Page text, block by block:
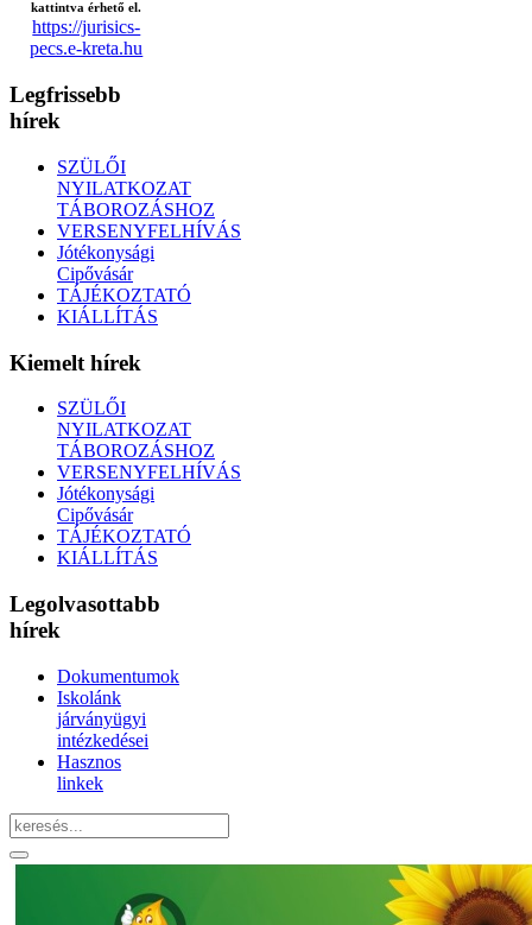
kattintva érhető el.
https://jurisics-
pecs.e-kreta.hu
Legfrissebb
hírek
SZÜLŐI
NYILATKOZAT
TÁBOROZÁSHOZ
VERSENYFELHÍVÁS
Jótékonysági
Cipővásár
TÁJÉKOZTATÓ
KIÁLLÍTÁS
Kiemelt hírek
SZÜLŐI
NYILATKOZAT
TÁBOROZÁSHOZ
VERSENYFELHÍVÁS
Jótékonysági
Cipővásár
TÁJÉKOZTATÓ
KIÁLLÍTÁS
Legolvasottabb
hírek
Dokumentumok
Iskolánk
járványügyi
intézkedései
Hasznos
linkek